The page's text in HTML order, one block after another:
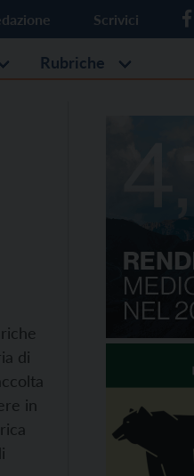
Scrivici
Rubriche
di
in